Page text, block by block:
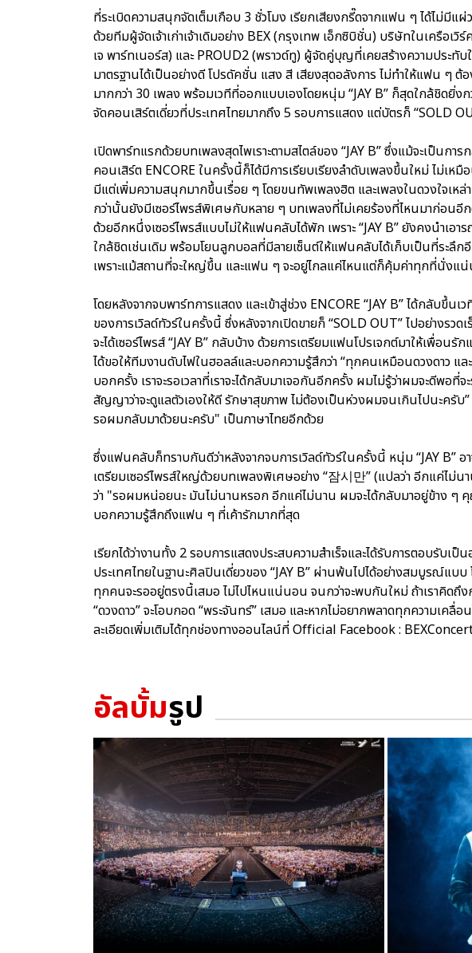
ที่ระเบิดความสนุกจัดเต็มเกือบ 3 ชั่วโมง เรียกเสียงกรี๊ดจากแฟน ๆ ได้ไม่มี
ด้วยทีมผู้จัดเจ้าเก่าเจ้าเดิมอย่าง BEX (กรุงเทพ เอ็กซิบิชั่น) บริษัทในเครือเ
เจ พาร์ทเนอร์ส) และ PROUD2 (พราวด์ทู) ผู้จัดคู่บุญที่เคยสร้างความประ
มาตรฐานได้เป็นอย่างดี โปรดัคชั่น แสง สี เสียงสุดอลังการ ไม่ทำให้แฟน ๆ
มากกว่า 30 เพลง พร้อมเวทีที่ออกแบบเองโดยหนุ่ม “JAY B” ก็สุดใกล้ชิดยิ่งก
จัดคอนเสิร์ตเดี่ยวที่ประเทศไทยมากถึง 5 รอบการแสดง แต่บัตรก็ “SOLD
เปิดพาร์ทแรกด้วยบทเพลงสุดไพเราะตามสไตล์ของ “JAY B” ซึ่งแม้จะเป็นการ
คอนเสิร์ต ENCORE ในครั้งนี้ก็ได้มีการเรียบเรียงลำดับเพลงขึ้นใหม่ ไม่เ
มีแต่เพิ่มความสนุกมากขึ้นเรื่อย ๆ โดยขนทัพเพลงฮิต และเพลงในดวงใจเ
กว่านั้นยังมีเซอร์ไพรส์พิเศษกับหลาย ๆ บทเพลงที่ไม่เคยร้องที่ไหนมาก่อนอี
ด้วยอีกหนึ่งเซอร์ไพรส์แบบไม่ให้แฟนคลับได้พัก เพราะ “JAY B” ยังคงนำเอ
ใกล้ชิดเช่นเดิม พร้อมโยนลูกบอลที่มีลายเซ็นต์ให้แฟนคลับได้เก็บเป็นที่ระลึ
เพราะแม้สถานที่จะใหญ่ขึ้น และแฟน ๆ จะอยู่ไกลแค่ไหนแต่ก็คุ้มค่าทุกที่นั่งแ
โดยหลังจากจบพาร์ทการแสดง และเข้าสู่ช่วง ENCORE “JAY B” ได้กลับขึ้น
ของการเวิลด์ทัวร์ในครั้งนี้ ซึ่งหลังจากเปิดขายก็ “SOLD OUT” ไปอย่างรว
จะได้เซอร์ไพรส์ “JAY B” กลับบ้าง ด้วยการเตรียมแฟนโปรเจกต์มาให้เพื่อนรั
ได้ขอให้ทีมงานดับไฟในฮอลล์และบอกความรู้สึกว่า “ทุกคนเหมือนดวงดาว
บอกครั้ง เราจะรอเวลาที่เราจะได้กลับมาเจอกันอีกครั้ง ผมไม่รู้ว่าผมจะดีพอ
สัญญาว่าจะดูแลตัวเองให้ดี รักษาสุขภาพ ไม่ต้องเป็นห่วงผมจนเกินไปนะครับ
รอผมกลับมาด้วยนะครับ" เป็นภาษาไทยอีกด้วย
ซึ่งแฟนคลับก็ทราบกันดีว่าหลังจากจบการเวิลด์ทัวร์ในครั้งนี้ หนุ่ม “JAY B” อ
เตรียมเซอร์ไพรส์ใหญ่ด้วยบทเพลงพิเศษอย่าง “잠시만” (แปลว่า อีกแค่ไม่
ว่า "รอผมหน่อยนะ มันไม่นานหรอก อีกแค่ไม่นาน ผมจะได้กลับมาอยู่ข้าง
บอกความรู้สึกถึงแฟน ๆ ที่เค้ารักมากที่สุด
เรียกได้ว่างานทั้ง 2 รอบการแสดงประสบความสำเร็จและได้รับการตอบรับเป็
ประเทศไทยในฐานะศิลปินเดี่ยวของ “JAY B” ผ่านพ้นไปได้อย่างสมบูรณ์แบ
ทุกคนจะรออยู่ตรงนี้เสมอ ไม่ไปไหนแน่นอน จนกว่าจะพบกันใหม่ ถ้าเราคิดถึ
“ดวงดาว” จะโอบกอด “พระจันทร์” เสมอ และหากไม่อยากพลาดทุกความเคลื่
ละเอียดเพิ่มเติมได้ทุกช่องทางออนไลน์ที่ Official Facebook :
อัลบั้มรูป